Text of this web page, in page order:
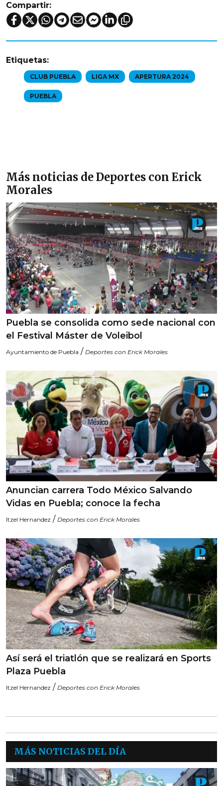
Compartir:
Etiquetas:
CLUB PUEBLA LIGA MX APERTURA 2024
PUEBLA
Más noticias de Deportes con Erick
Morales
Puebla se consolida como sede nacional con
el Festival Máster de Voleibol
Ayuntamiento de Puebla / Deportes con Erick Morales
Anuncian carrera Todo México Salvando
Vidas en Puebla; conoce la fecha
Itzel Hernandez / Deportes con Erick Morales
Así será el triatlón que se realizará en Sports
Plaza Puebla
Itzel Hernandez / Deportes con Erick Morales
MÁS NOTICIAS DEL DÍA